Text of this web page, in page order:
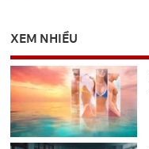
k
XEM NHIỀU